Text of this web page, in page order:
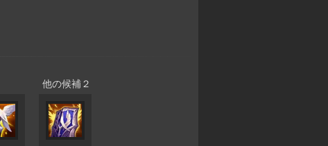
他の候補２